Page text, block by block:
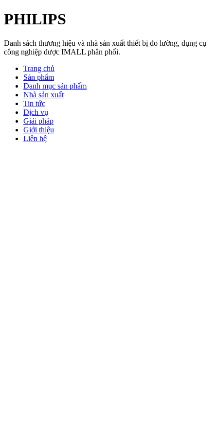
PHILIPS
Danh sách thương hiệu và nhà sản xuất thiết bị đo lường, dụng cụ
công nghiệp được IMALL phân phối.
Trang chủ
Sản phẩm
Danh mục sản phẩm
Nhà sản xuất
Tin tức
Dịch vụ
Giải pháp
Giới thiệu
Liên hệ